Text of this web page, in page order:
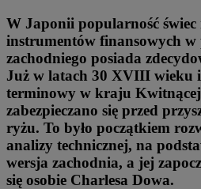
W Japonii popularność świec
instrumentów finansowych
zachodniego posiada
Już w latach 30 XVIII wieku
terminowy w kraju
zabezpieczano się przed
ryżu. To było początkiem
analizy technicznej, na
wersja zachodnia, a jej
się osobie Charlesa Dowa.